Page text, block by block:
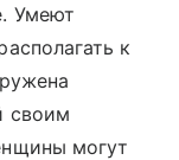
Умеют
к
своим
могут